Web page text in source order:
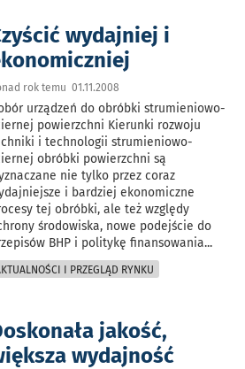
wydajniej i
rok temu 01.11.2008
urządzeń do obróbki strumieniowo-
powierzchni Kierunki rozwoju
i technologii strumieniowo-
obróbki powierzchni są
nie tylko przez coraz
i bardziej ekonomiczne
tej obróbki, ale też względy
środowiska, nowe podejście do
BHP i politykę finansowania...
I PRZEGLĄD RYNKU
jakość,
wydajność